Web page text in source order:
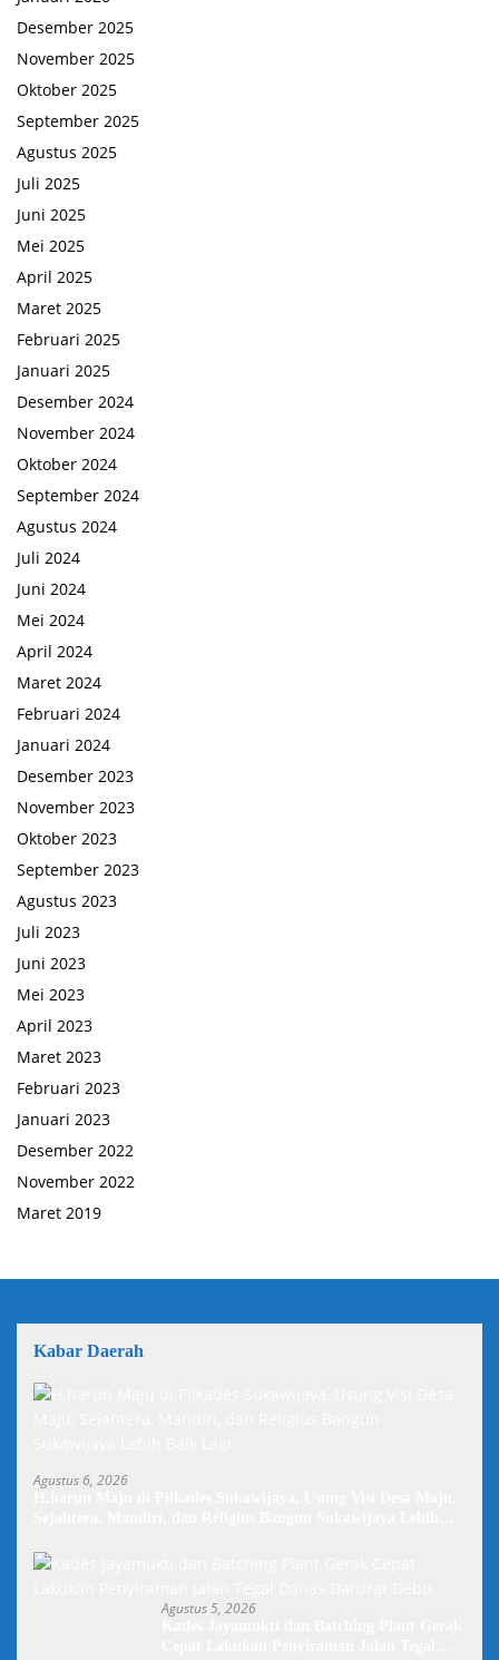
Desember 2025
November 2025
Oktober 2025
September 2025
Agustus 2025
Juli 2025
Juni 2025
Mei 2025
April 2025
Maret 2025
Februari 2025
Januari 2025
Desember 2024
November 2024
Oktober 2024
September 2024
Agustus 2024
Juli 2024
Juni 2024
Mei 2024
April 2024
Maret 2024
Februari 2024
Januari 2024
Desember 2023
November 2023
Oktober 2023
September 2023
Agustus 2023
Juli 2023
Juni 2023
Mei 2023
April 2023
Maret 2023
Februari 2023
Januari 2023
Desember 2022
November 2022
Maret 2019
Kabar Daerah
Agustus 6, 2026
Agustus 5, 2026